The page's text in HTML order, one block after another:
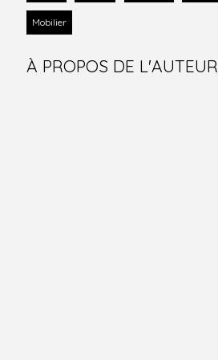
Mobilier
À PROPOS DE L'AUTEUR